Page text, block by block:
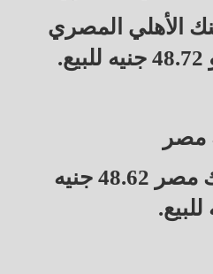
الأهلي المصري
مصر
سجل الدولار في بنك مصر 48.62 جنيه